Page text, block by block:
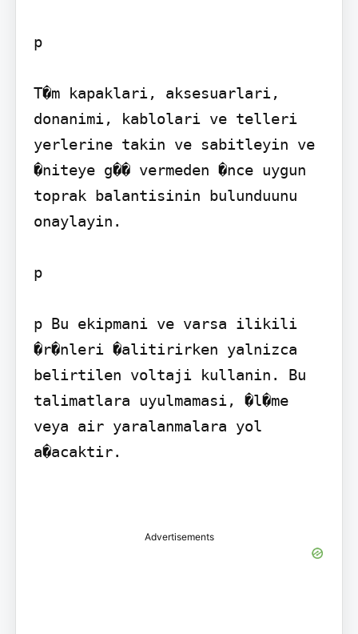
p
T�m kapaklari, aksesuarlari,
donanimi, kablolari ve telleri
yerlerine takin ve sabitleyin ve
�niteye g�� vermeden �nce uygun
toprak balantisinin bulunduunu
onaylayin.
p
p Bu ekipmani ve varsa ilikili
�r�nleri �alitirirken yalnizca
belirtilen voltaji kullanin. Bu
talimatlara uyulmamasi, �l�me
veya air yaralanmalara yol
a�acaktir.
Advertisements